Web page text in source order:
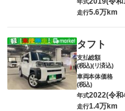
走行5.6万km
タフト
支払総額
(税込)(リ済込)
車両本体価格
(税込)
年式2022(令和
走行1.4万km